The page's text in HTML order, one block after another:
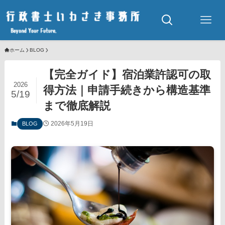
ホーム BLOG
【完全ガイド】宿泊業許認可の取
得方法｜申請手続きから構造基準
まで徹底解説
2026
5/19
BLOG 2026年5月19日